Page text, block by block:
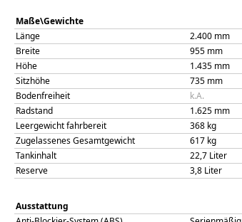
Maße\Gewichte
Länge
2.400 mm
Breite
955 mm
Höhe
1.435 mm
Sitzhöhe
735 mm
Bodenfreiheit
k.A.
Radstand
1.625 mm
Leergewicht fahrbereit
368 kg
Zugelassenes Gesamtgewicht
617 kg
Tankinhalt
22,7 Liter
Reserve
3,8 Liter
Ausstattung